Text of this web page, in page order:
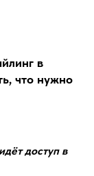
в
что нужно
доступ в